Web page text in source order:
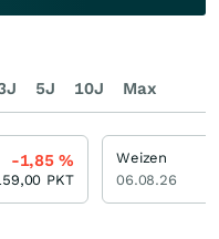
5J 10J Max
-1,85%
PKT
Weizen
06.08.26